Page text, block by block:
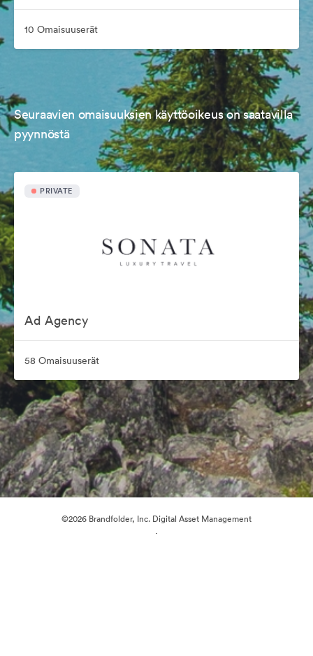
10 Omaisuuserät
Seuraavien omaisuuksien käyttöoikeus on saatavilla
pyynnöstä
PRIVATE
Ad Agency
58 Omaisuuserät
©2026 Brandfolder, Inc. Digital Asset Management
·